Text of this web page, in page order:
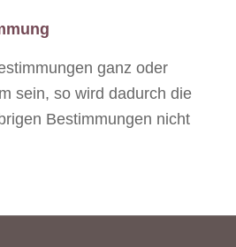
ganz oder
sein, so wird dadurch die
Bestimmungen nicht